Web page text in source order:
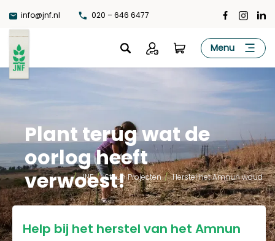
naar
de
inhoud
info@jnf.nl 020 – 646 6477
JNF Menu
Plant terug wat de
oorlog heeft
verwoest!
... / JNF / Steun Projecten / Herstel het Amnun woud
Help bij het herstel van het Amnun